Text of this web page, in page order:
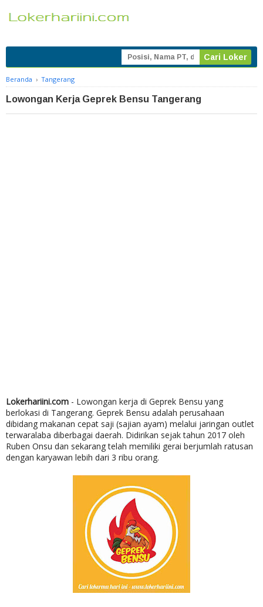
Beranda › Tangerang
Lowongan Kerja Geprek Bensu Tangerang
Lokerhariini.com - Lowongan kerja di Geprek Bensu yang
berlokasi di Tangerang. Geprek Bensu adalah perusahaan
dibidang makanan cepat saji (sajian ayam) melalui jaringan outlet
terwaralaba diberbagai daerah. Didirikan sejak tahun 2017 oleh
Ruben Onsu dan sekarang telah memiliki gerai berjumlah ratusan
dengan karyawan lebih dari 3 ribu orang.